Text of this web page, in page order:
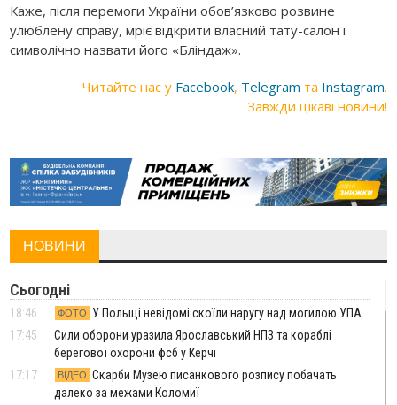
Каже, після перемоги України обов’язково розвине
улюблену справу, мріє відкрити власний тату-салон і
символічно назвати його «Бліндаж».
Читайте нас у Facebook, Telegram та Instagram.
Завжди цікаві новини!
НОВИНИ
Сьогодні
18:46 ФОТО
У Польщі невідомі скоїли наругу над могилою УПА
17:45
Сили оборони уразила Ярославський НПЗ та кораблі
берегової охорони фсб у Керчі
17:17
ВІДЕО Скарби Музею писанкового розпису побачать
далеко за межами Коломиї